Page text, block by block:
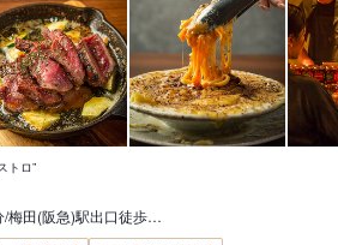
トロ”
/梅田(阪急)駅出口徒歩…